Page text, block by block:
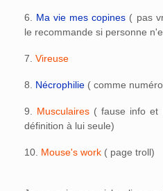
6. Ma vie mes copines ( pas
le recommande si personne
7. Vireuse
8. Nécrophilie ( comme
9. Musculaires ( fause info et
définition à lui seule)
10. Mouse's work ( page troll)